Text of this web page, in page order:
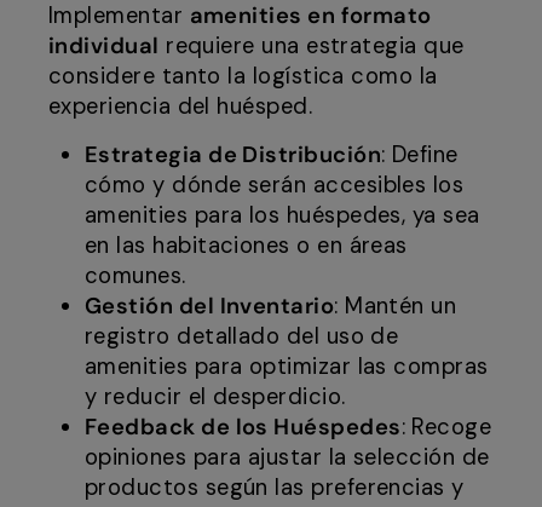
Implementar amenities en formato
individual requiere una estrategia que
considere tanto la logística como la
experiencia del huésped.
Estrategia de Distribución: Define
cómo y dónde serán accesibles los
amenities para los huéspedes, ya sea
en las habitaciones o en áreas
comunes.
Gestión del Inventario: Mantén un
registro detallado del uso de
amenities para optimizar las compras
y reducir el desperdicio.
Feedback de los Huéspedes: Recoge
opiniones para ajustar la selección de
productos según las preferencias y